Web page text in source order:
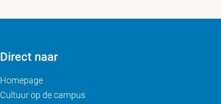
Direct naar
Homepage
Cultuur op de campus